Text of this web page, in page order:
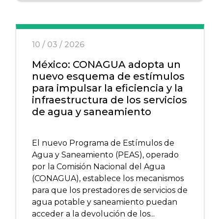
10 / 03 / 2026
México: CONAGUA adopta un
nuevo esquema de estímulos
para impulsar la eficiencia y la
infraestructura de los servicios
de agua y saneamiento
El nuevo Programa de Estímulos de
Agua y Saneamiento (PEAS), operado
por la Comisión Nacional del Agua
(CONAGUA), establece los mecanismos
para que los prestadores de servicios de
agua potable y saneamiento puedan
acceder a la devolución de los...